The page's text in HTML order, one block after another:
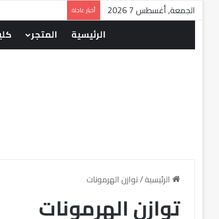
الجمعة, أغسطس 7 2026 أخبار عاجلة
الرئيسية المتجر
الرئيسية/توازن الهرمونات
توازن الهرمونات